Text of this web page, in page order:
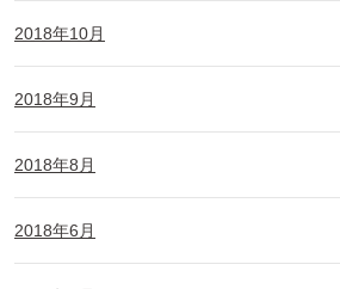
2018年10月
2018年9月
2018年8月
2018年6月